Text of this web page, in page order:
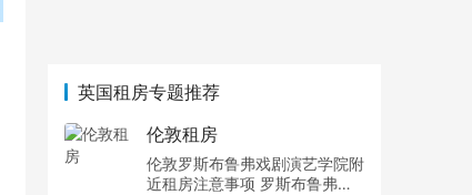
英国租房专题推荐
伦敦租房
伦敦罗斯布鲁弗戏剧演艺学院附
近租房注意事项 罗斯布鲁弗戏